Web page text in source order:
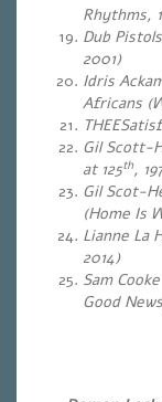
Rhythms,
Dub
2001)
Idris
Africans
Gil Scott-
at 125th,
Gil Scot-
(Home Is
Lianne La
2014)
Sam
Good